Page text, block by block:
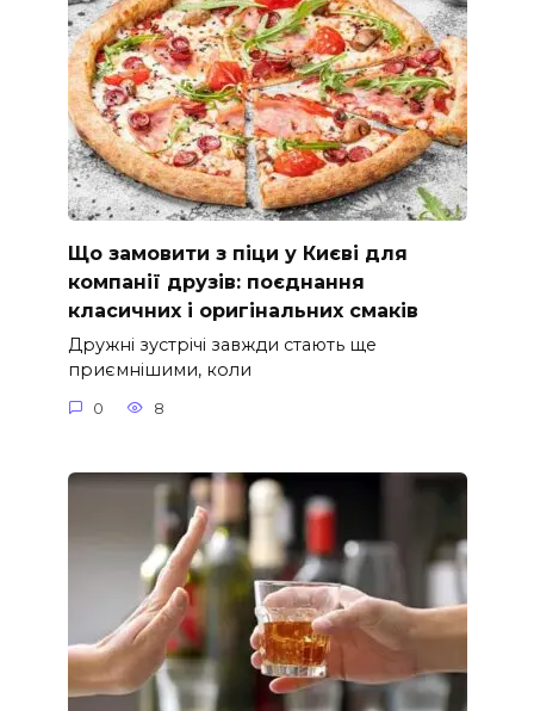
Що замовити з піци у Києві для
компанії друзів: поєднання
класичних і оригінальних смаків
Дружні зустрічі завжди стають ще
приємнішими, коли
0 8